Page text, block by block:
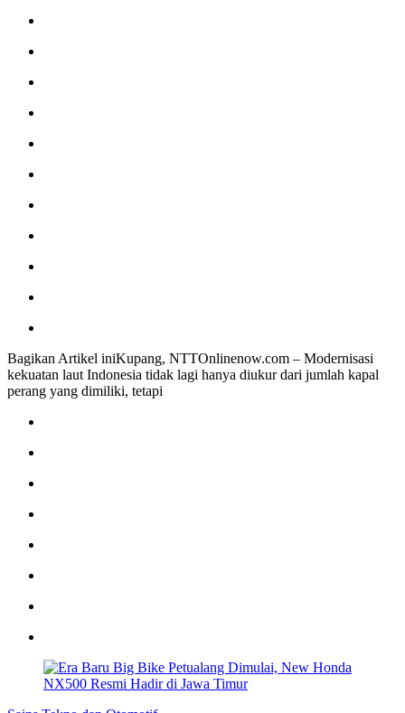
Bagikan Artikel iniKupang, NTTOnlinenow.com – Modernisasi
kekuatan laut Indonesia tidak lagi hanya diukur dari jumlah kapal
perang yang dimiliki, tetapi